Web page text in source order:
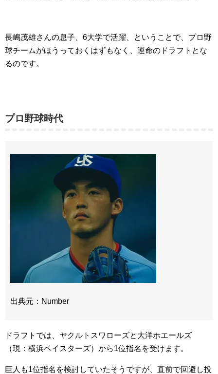
長嶋茂雄さんの息子、6大学で活躍、ということで、プロ野
球チームがほうっておくはずもなく、運命のドラフトとな
るのです。
プロ野球時代
出典元：Number
ドラフトでは、ヤクルトスワローズと大洋ホエールズ
（現：横浜ベイスターズ）から1位指名を受けます。
巨人も1位指名を検討していたそうですが、直前で回避し投